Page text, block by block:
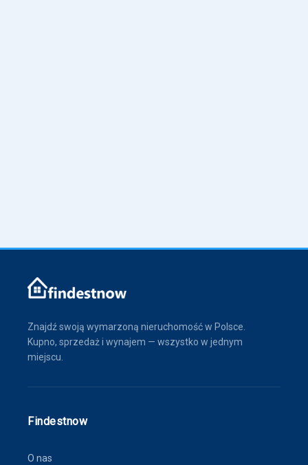
Znajdź swoją wymarzoną nieruchomość w Polsce.
Kupno, sprzedaż i wynajem — wszystko w jednym
miejscu.
Findestnow
O nas